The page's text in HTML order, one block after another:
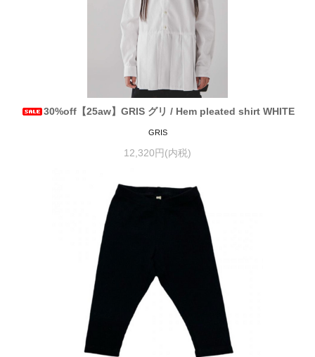
30%off【25aw】GRIS グリ / Hem pleated shirt WHITE
GRIS
12,320円(内税)